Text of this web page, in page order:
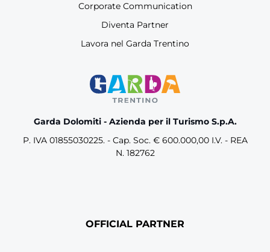
Garda Dolomiti - Azienda per il Turismo S.p.A.
P. IVA 01855030225. - Cap. Soc. € 600.000,00 I.V. - REA
N. 182762
Corporate Communication
Diventa Partner
Lavora nel Garda Trentino
OFFICIAL PARTNER